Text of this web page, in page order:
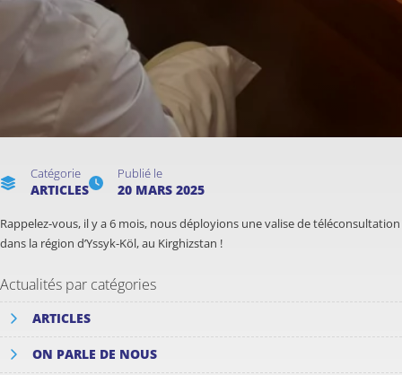
Catégorie
ARTICLES
Publié le
20 MARS 2025
Rappelez-vous, il y a 6 mois, nous déployions une valise de téléconsultation
dans la région d’Yssyk-Köl, au Kirghizstan !
Actualités par catégories
ARTICLES
ON PARLE DE NOUS